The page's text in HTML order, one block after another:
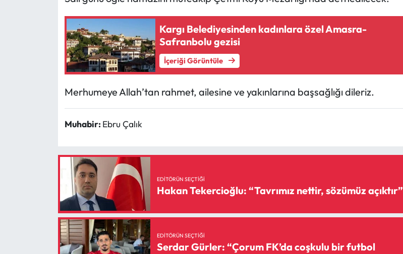
Kargı Belediyesinden kadınlara özel Amasra-
Safranbolu gezisi
İçeriği Görüntüle
Merhumeye Allah’tan rahmet, ailesine ve yakınlarına başsağlığı dileriz.
Muhabir: Ebru Çalık
EDITÖRÜN SEÇTIĞI
Hakan Tekercioğlu: “Tavrımız nettir, sözümüz açıktır”
EDITÖRÜN SEÇTIĞI
Serdar Gürler: “Çorum FK’da coşkulu bir futbol
Mecitözü Haberleri
Oğuzlar Haberleri
Ortaköy Haberleri
Otomotiv
Resmi Reklam